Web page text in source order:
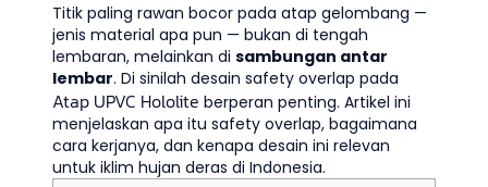
Titik paling rawan bocor pada atap gelombang —
jenis material apa pun — bukan di tengah
lembaran, melainkan di sambungan antar
lembar. Di sinilah desain safety overlap pada
Atap UPVC Hololite berperan penting. Artikel ini
menjelaskan apa itu safety overlap, bagaimana
cara kerjanya, dan kenapa desain ini relevan
untuk iklim hujan deras di Indonesia.